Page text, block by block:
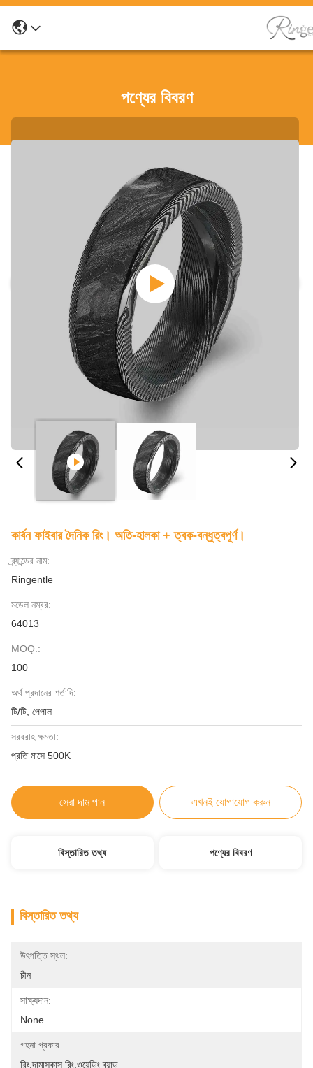
পণ্যের বিবরণ
কার্বন ফাইবার দৈনিক রিং। অতি-হালকা + ত্বক-বন্ধুত্বপূর্ণ।
ব্র্যান্ডের নাম:
Ringentle
মডেল নম্বর:
64013
MOQ.:
100
অর্থ প্রদানের শর্তাদি:
টি/টি, পেপাল
সরবরাহ ক্ষমতা:
প্রতি মাসে 500K
সেরা দাম পান এখনই যোগাযোগ করুন
বিস্তারিত তথ্য পণ্যের বিবরণ
বিস্তারিত তথ্য
উৎপত্তি স্থল:
চীন
সাক্ষ্যদান:
None
গহনা প্রকার:
রিং,দামাস্কাস রিং,ওয়েডিং ব্যান্ড